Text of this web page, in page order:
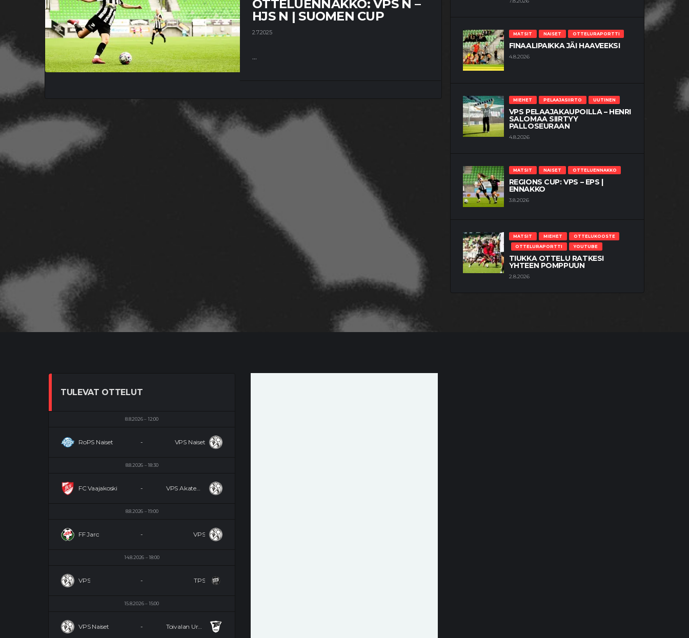
OTTELUENNAKKO: VPS N –
HJS N | SUOMEN CUP
2.7.2025
...
MATSIT NAISET OTTELURAPORTTI
FINAALIPAIKKA JÄI HAAVEEKSI
4.8.2026
MIEHET PELAAJASIIRTO UUTINEN
VPS PELAAJAKAUPOILLA – HENRI
SALOMAA SIIRTYY
PALLOSEURAAN
4.8.2026
MATSIT NAISET OTTELUENNAKKO
REGIONS CUP: VPS – EPS |
ENNAKKO
3.8.2026
MATSIT MIEHET
OTTELUKOOSTE
OTTELURAPORTTI
YOUTUBE
TIUKKA OTTELU RATKESI
YHTEEN POMPPUUN
2.8.2026
TULEVAT OTTELUT
8.8.2026 12:00
RoPS Naiset VPS Naiset
-
8.8.2026 18:30
FC Vaajakoski VPS Akatemia
-
8.8.2026 19:00
FF Jaro VPS
-
14.8.2026 18:00
VPS TPS
-
15.8.2026 15:00
VPS Naiset Toivalan Urheilijat Naiset
-